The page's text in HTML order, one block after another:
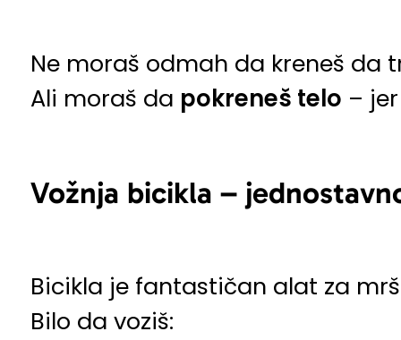
Ne moraš odmah da kreneš da
Ali moraš da pokreneš telo –
Vožnja bicikla –
Bicikla je fantastičan alat za
Bilo da voziš: